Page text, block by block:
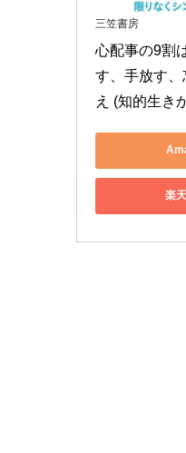
三笠書房
心配事の9割
す、手放す
え (知的生き
楽